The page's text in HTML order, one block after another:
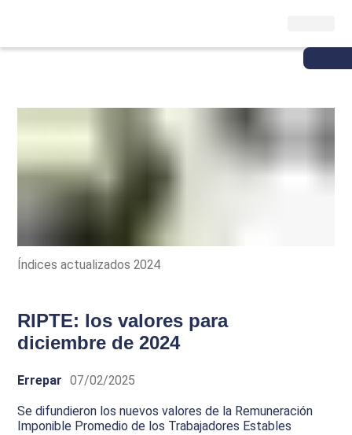
Índices actualizados 2024
RIPTE: los valores para
diciembre de 2024
Errepar 07/02/2025
Se difundieron los nuevos valores de la Remuneración
Imponible Promedio de los Trabajadores Estables